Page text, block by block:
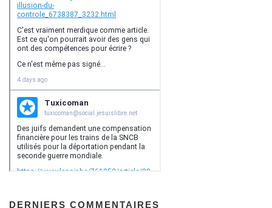
DERNIERS COMMENTAIRES